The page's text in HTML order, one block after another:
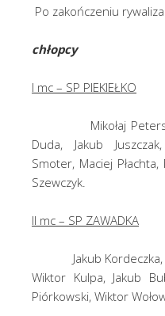
Po zakończeniu
chłopcy
I mc – SP PIEKIEŁKO
Mikołaj
Duda, Jakub
Smoter, Maciej
Szewczyk.
II mc – SP ZAWADKA
Jakub Kordeczka,
Wiktor Kulpa, Jakub
Piórkowski, Wiktor